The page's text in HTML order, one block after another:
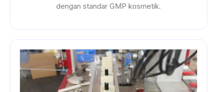
dengan standar GMP kosmetik.